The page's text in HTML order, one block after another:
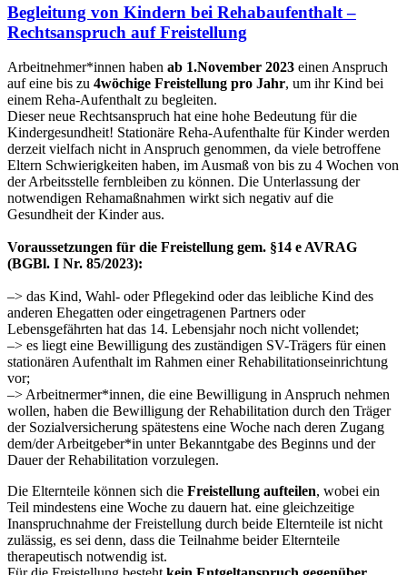
Begleitung von Kindern bei Rehabaufenthalt –
Rechtsanspruch auf Freistellung
Arbeitnehmer*innen haben ab 1.November 2023 einen Anspruch
auf eine bis zu 4wöchige Freistellung pro Jahr, um ihr Kind bei
einem Reha-Aufenthalt zu begleiten.
Dieser neue Rechtsanspruch hat eine hohe Bedeutung für die
Kindergesundheit! Stationäre Reha-Aufenthalte für Kinder werden
derzeit vielfach nicht in Anspruch genommen, da viele betroffene
Eltern Schwierigkeiten haben, im Ausmaß von bis zu 4 Wochen von
der Arbeitsstelle fernbleiben zu können. Die Unterlassung der
notwendigen Rehamaßnahmen wirkt sich negativ auf die
Gesundheit der Kinder aus.
Voraussetzungen für die Freistellung gem. §14 e AVRAG
(BGBl. I Nr. 85/2023):
–> das Kind, Wahl- oder Pflegekind oder das leibliche Kind des
anderen Ehegatten oder eingetragenen Partners oder
Lebensgefährten hat das 14. Lebensjahr noch nicht vollendet;
–> es liegt eine Bewilligung des zuständigen SV-Trägers für einen
stationären Aufenthalt im Rahmen einer Rehabilitationseinrichtung
vor;
–> Arbeitnermer*innen, die eine Bewilligung in Anspruch nehmen
wollen, haben die Bewilligung der Rehabilitation durch den Träger
der Sozialversicherung spätestens eine Woche nach deren Zugang
dem/der Arbeitgeber*in unter Bekanntgabe des Beginns und der
Dauer der Rehabilitation vorzulegen.
Die Elternteile können sich die Freistellung aufteilen, wobei ein
Teil mindestens eine Woche zu dauern hat. eine gleichzeitige
Inanspruchnahme der Freistellung durch beide Elternteile ist nicht
zulässig, es sei denn, dass die Teilnahme beider Elternteile
therapeutisch notwendig ist.